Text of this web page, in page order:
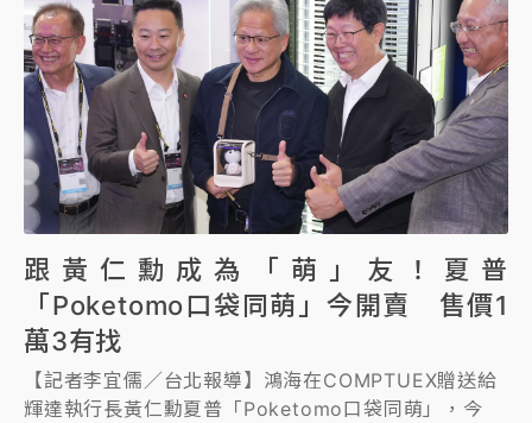
跟黃仁勳成為「萌」友！夏普
「Poketomo口袋同萌」今開賣 售價1
萬3有找
【記者李宜儒／台北報導】鴻海在COMPTUEX贈送給
輝達執行長黃仁勳夏普「Poketomo口袋同萌」，今